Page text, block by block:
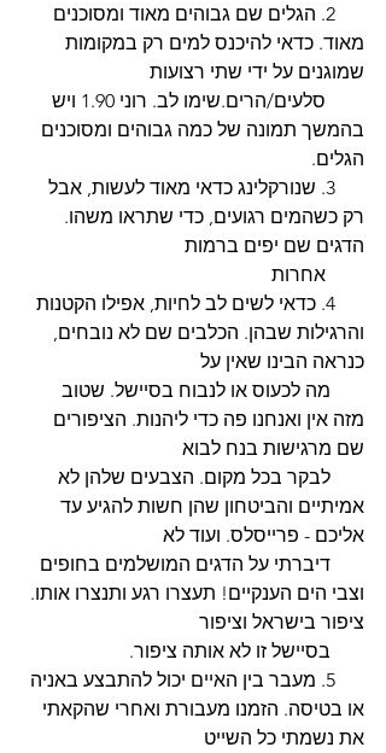
      2. הגלים שם גבוהים מאוד ומסוכנים
מאוד. כדאי להיכנס למים רק במקומות
שמוגנים על ידי שתי רצועות
        סלעים/הרים.שימו לב. רוני 1.90 ויש
בהמשך תמונה של כמה גבוהים ומסוכנים
הגלים.
      3. שנורקלינג כדאי מאוד לעשות, אבל
רק כשהמים רגועים, כדי שתראו משהו.
הדגים שם יפים ברמות
      4. כדאי לשים לב לחיות, אפילו הקטנות
והרגילות שבהן. הכלבים שם לא נובחים,
כנראה הבינו שאין על
       מה לכעוס או לנבוח בסיישל. שטוב
מזה אין ואנחנו פה כדי ליהנות. הציפורים
שם מרגישות בנח לבוא
       לבקר בכל מקום. הצבעים שלהן לא
אמיתיים והביטחון שהן חשות להגיע עד
אליכם - פרייסלס. ועוד לא
       דיברתי על הדגים המושלמים בחופים
וצבי הים הענקיים! תעצרו רגע ותנצרו אותו.
ציפור בישראל וציפור
      5. מעבר בין האיים יכול להתבצע באניה
או בטיסה. הזמנו מעבורת ואחרי שהקאתי
את נשמתי כל השייט